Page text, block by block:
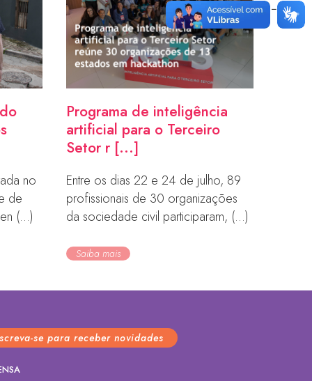
no
de
(...)
Programa de inteligência
artificial para o Terceiro
Setor r [...]
Entre os dias 22 e 24 de julho, 89
profissionais de 30 organizações
da sociedade civil participaram, (...)
Saiba mais
se para receber novidades